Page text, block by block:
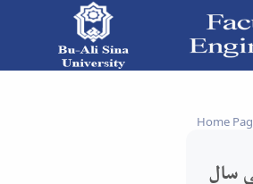
Home
سال